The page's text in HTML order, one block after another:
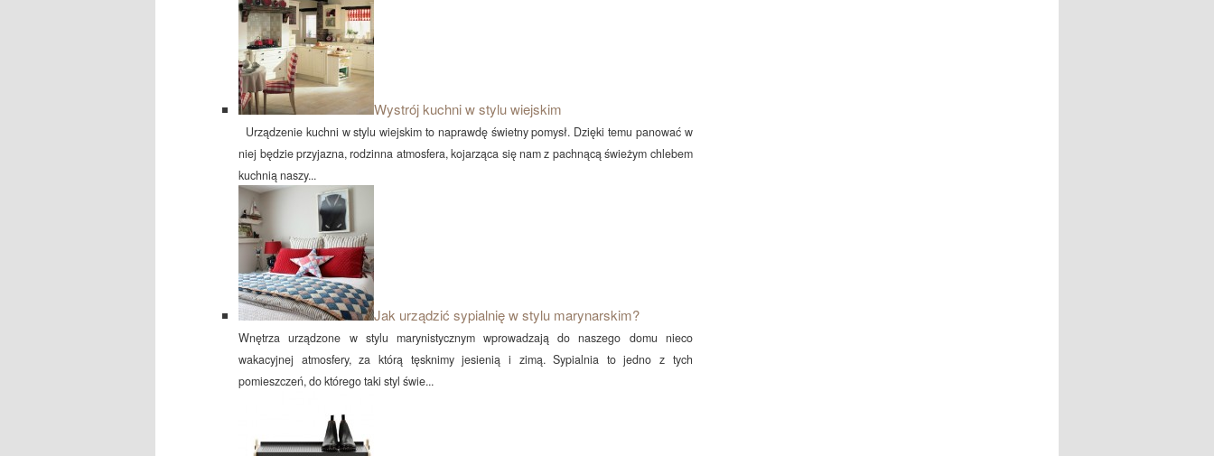
Wystrój kuchni w stylu wiejskim
Urządzenie kuchni w stylu wiejskim to naprawdę świetny pomysł. Dzięki temu panować w
niej będzie przyjazna, rodzinna atmosfera, kojarząca się nam z pachnącą świeżym chlebem
kuchnią naszy...
Jak urządzić sypialnię w stylu marynarskim?
Wnętrza urządzone w stylu marynistycznym wprowadzają do naszego domu nieco
wakacyjnej atmosfery, za którą tęsknimy jesienią i zimą. Sypialnia to jedno z tych
pomieszczeń, do którego taki styl świe...